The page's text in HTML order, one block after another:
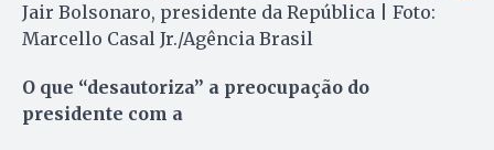
Jair Bolsonaro, presidente da República | Foto:
Marcello Casal Jr./Agência Brasil
O que “desautoriza” a preocupação do
presidente com a